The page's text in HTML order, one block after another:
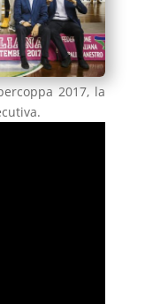
2017, la